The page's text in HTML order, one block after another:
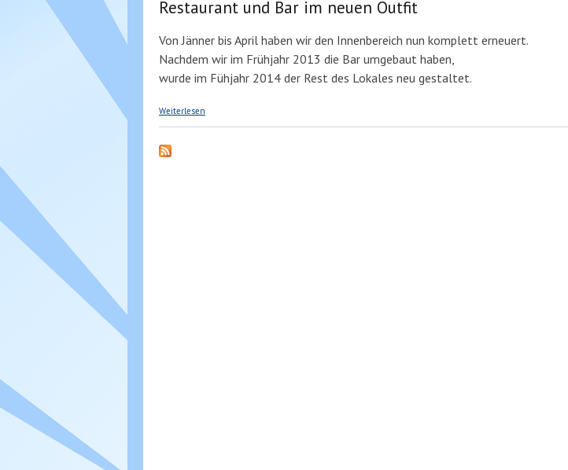
Restaurant und Bar im neuen Outfit
Von Jänner bis April haben wir den Innenbereich nun komplett erneuert.
Nachdem wir im Frühjahr 2013 die Bar umgebaut haben,
wurde im Fühjahr 2014 der Rest des Lokales neu gestaltet.
Weiterlesen